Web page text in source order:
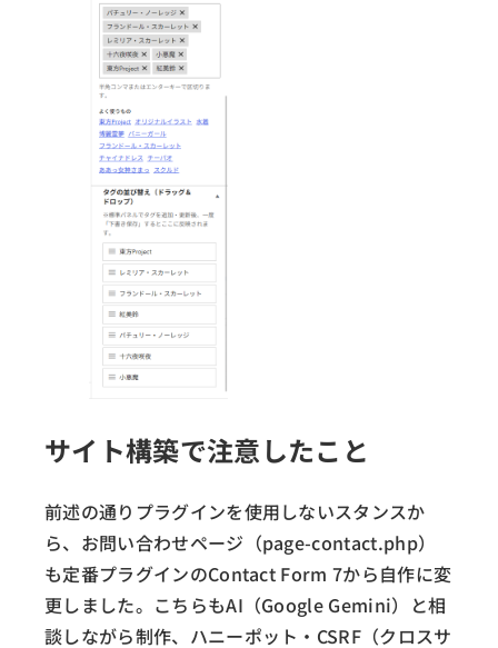
サイト構築で注意したこと
前述の通りプラグインを使用しないスタンスか
ら、お問い合わせページ（page-contact.php）
も定番プラグインのContact Form 7から自作に変
更しました。こちらもAI（Google Gemini）と相
談しながら制作、ハニーポット・CSRF（クロスサ